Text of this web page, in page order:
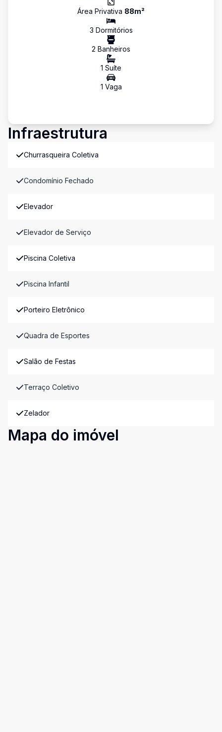
Área Privativa 88m²
3 Dormitórios
2 Banheiros
1 Suíte
1 Vaga
Infraestrutura
Churrasqueira Coletiva
Condomínio Fechado
Elevador
Elevador de Serviço
Piscina Coletiva
Piscina Infantil
Porteiro Eletrônico
Quadra de Esportes
Salão de Festas
Terraço Coletivo
Zelador
Mapa do imóvel